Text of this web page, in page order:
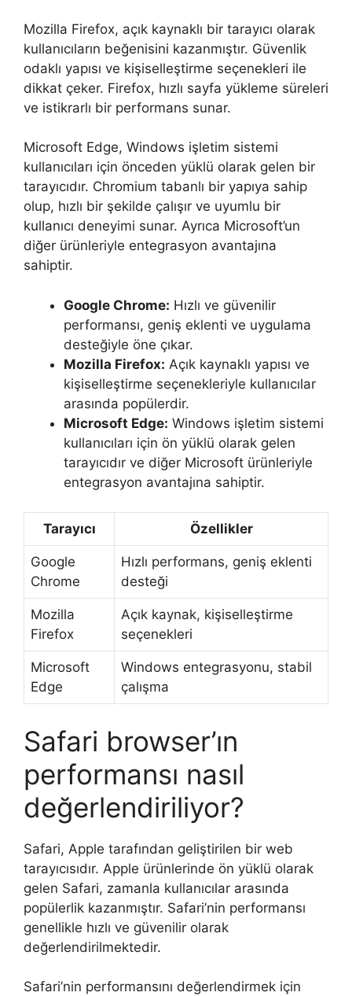
Mozilla Firefox, açık kaynaklı bir tarayıcı olarak
kullanıcıların beğenisini kazanmıştır. Güvenlik
odaklı yapısı ve kişiselleştirme seçenekleri ile
dikkat çeker. Firefox, hızlı sayfa yükleme süreleri
ve istikrarlı bir performans sunar.
Microsoft Edge, Windows işletim sistemi
kullanıcıları için önceden yüklü olarak gelen bir
tarayıcıdır. Chromium tabanlı bir yapıya sahip
olup, hızlı bir şekilde çalışır ve uyumlu bir
kullanıcı deneyimi sunar. Ayrıca Microsoft’un
diğer ürünleriyle entegrasyon avantajına
sahiptir.
Google Chrome: Hızlı ve güvenilir
performansı, geniş eklenti ve uygulama
desteğiyle öne çıkar.
Mozilla Firefox: Açık kaynaklı yapısı ve
kişiselleştirme seçenekleriyle kullanıcılar
arasında popülerdir.
Microsoft Edge: Windows işletim sistemi
kullanıcıları için ön yüklü olarak gelen
tarayıcıdır ve diğer Microsoft ürünleriyle
entegrasyon avantajına sahiptir.
Tarayıcı Özellikler
Google
Chrome
Hızlı performans, geniş eklenti
desteği
Mozilla
Firefox
Açık kaynak, kişiselleştirme
seçenekleri
Microsoft
Edge
Windows entegrasyonu, stabil
çalışma
Safari browser’ın
performansı nasıl
değerlendiriliyor?
Safari, Apple tarafından geliştirilen bir web
tarayıcısıdır. Apple ürünlerinde ön yüklü olarak
gelen Safari, zamanla kullanıcılar arasında
popülerlik kazanmıştır. Safari’nin performansı
genellikle hızlı ve güvenilir olarak
değerlendirilmektedir.
Safari’nin performansını değerlendirmek için